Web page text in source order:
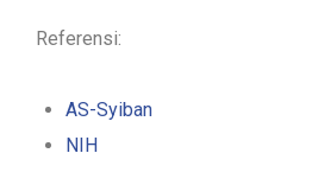
Referensi:
AS-Syiban
NIH